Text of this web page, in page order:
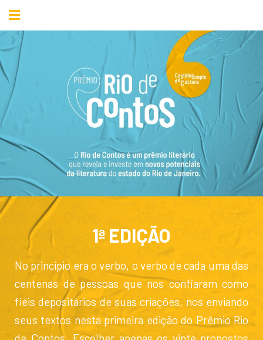
1ª EDIÇÃO
No princípio era o verbo, o verbo de cada uma das
centenas de pessoas que nos confiaram como
fiéis depositários de suas criações, nos enviando
seus textos nesta primeira edição do Prêmio Rio